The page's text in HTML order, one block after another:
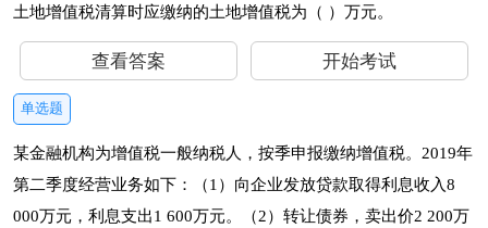
土地增值税清算时应缴纳的土地增值税为（ ）万元。
查看答案 开始考试
单选题
某金融机构为增值税一般纳税人，按季申报缴纳增值税。2019年
第二季度经营业务如下：（1）向企业发放贷款取得利息收入8
000万元，利息支出1 600万元。（2）转让债券，卖出价2 200万